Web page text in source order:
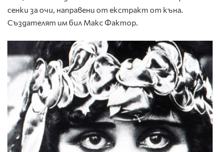
сенки за очи, направени от екстракт от къна.
Създателят им бил Макс Фактор.